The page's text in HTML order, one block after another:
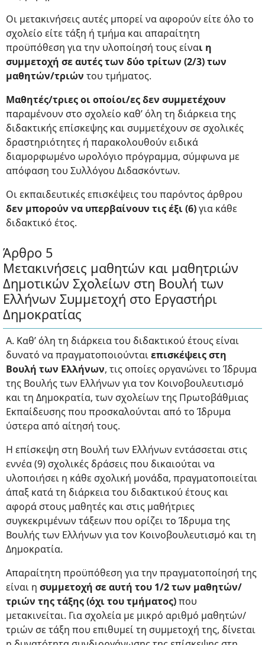
Οι μετακινήσεις αυτές μπορεί να αφορούν είτε όλο το
σχολείο είτε τάξη ή τμήμα και απαραίτητη
προϋπόθεση για την υλοποίησή τους είναι η
συμμετοχή σε αυτές των δύο τρίτων (2/3) των
μαθητών/τριών του τμήματος.
Μαθητές/τριες οι οποίοι/ες δεν συμμετέχουν
παραμένουν στο σχολείο καθ’ όλη τη διάρκεια της
διδακτικής επίσκεψης και συμμετέχουν σε σχολικές
δραστηριότητες ή παρακολουθούν ειδικά
διαμορφωμένο ωρολόγιο πρόγραμμα, σύμφωνα με
απόφαση του Συλλόγου Διδασκόντων.
Οι εκπαιδευτικές επισκέψεις του παρόντος άρθρου
δεν μπορούν να υπερβαίνουν τις έξι (6)για κάθε
διδακτικό έτος.
Άρθρο 5
Μετακινήσεις μαθητών και μαθητριών
Δημοτικών Σχολείων στη Βουλή των
Ελλήνων Συμμετοχή στο Εργαστήρι
Δημοκρατίας
Α. Καθ’ όλη τη διάρκεια του διδακτικού έτους είναι
δυνατό να πραγματοποιούνταιεπισκέψεις στη
Βουλή των Ελλήνων, τις οποίες οργανώνει το Ίδρυμα
της Βουλής των Ελλήνων για τον Κοινοβουλευτισμό
και τη Δημοκρατία, των σχολείων της Πρωτοβάθμιας
Εκπαίδευσης που προσκαλούνται από το Ίδρυμα
ύστερα από αίτησή τους.
Η επίσκεψη στη Βουλή των Ελλήνων εντάσσεται στις
εννέα (9) σχολικές δράσεις που δικαιούται να
υλοποιήσει η κάθε σχολική μονάδα, πραγματοποιείται
άπαξ κατά τη διάρκεια του διδακτικού έτους και
αφορά στους μαθητές και στις μαθήτριες
συγκεκριμένων τάξεων που ορίζει το Ίδρυμα της
Βουλής των Ελλήνων για τον Κοινοβουλευτισμό και τη
Δημοκρατία.
Απαραίτητη προϋπόθεση για την πραγματοποίησή της
είναι η συμμετοχή σε αυτή του 1/2 των μαθητών/
τριών της τάξης (όχι του τμήματος)που
μετακινείται. Για σχολεία με μικρό αριθμό μαθητών/
τριών σε τάξη που επιθυμεί τη συμμετοχή της, δίνεται